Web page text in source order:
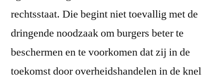
rechtsstaat. Die begint niet toevallig met de
dringende noodzaak om burgers beter te
beschermen en te voorkomen dat zij in de
toekomst door overheidshandelen in de knel